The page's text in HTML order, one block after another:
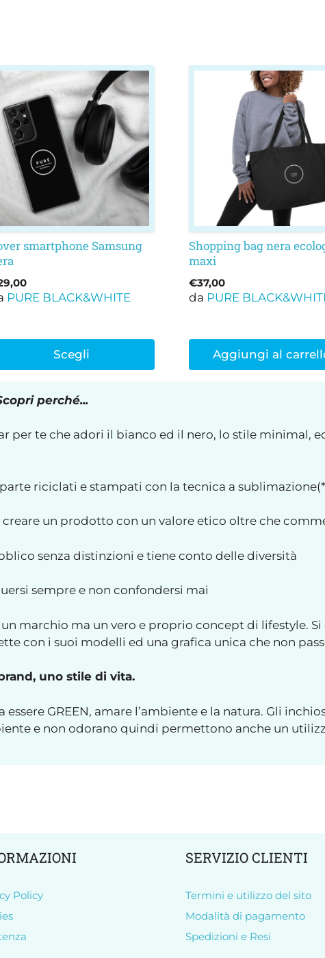
smartphone Samsung
PURE BLACK&WHITE
Scegli
Shopping bag nera
maxi
€37,00
da PURE
Aggiungi al
perché...
per te che adori il bianco ed il nero, lo stile minimal,
riciclati e stampati con la tecnica a
un prodotto con un valore etico oltre che
senza distinzioni e tiene conto delle diversità
sempre e non confondersi mai
un marchio ma un vero e proprio concept di lifestyle.
con i suoi modelli ed una grafica unica che non
uno stile di vita.
GREEN, amare l’ambiente e la natura. Gli
e non odorano quindi permettono anche un
Policy
SERVIZIO CLIENTI
Termini e utilizzo del sito
Modalità di pagamento
Spedizioni e Resi